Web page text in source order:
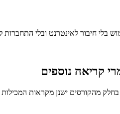
חיבור לאינטרנט ובלי התחברות
קריאה נוספים
מהקורסים ישנן מקראות